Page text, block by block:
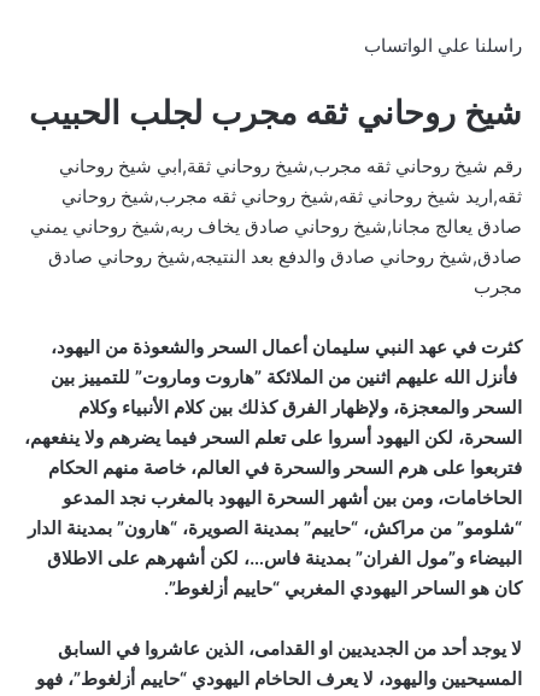
راسلنا علي الواتساب
شيخ روحاني ثقه مجرب لجلب الحبيب
رقم شيخ روحاني ثقه مجرب,شيخ روحاني ثقة,ابي شيخ روحاني
ثقه,اريد شيخ روحاني ثقه,شيخ روحاني ثقه مجرب,شيخ روحاني
صادق يعالج مجانا,شيخ روحاني صادق يخاف ربه,شيخ روحاني يمني
صادق,شيخ روحاني صادق والدفع بعد النتيجه,شيخ روحاني صادق
مجرب
كثرت في عهد النبي سليمان أعمال السحر والشعوذة من اليهود،
فأنزل الله عليهم اثنين من الملائكة ”هاروت وماروت” للتمييز بين
السحر والمعجزة، ولإظهار الفرق كذلك بين كلام الأنبياء وكلام
السحرة، لكن اليهود أسروا على تعلم السحر فيما يضرهم ولا ينفعهم،
فتربعوا على هرم السحر والسحرة في العالم، خاصة منهم الحكام
الحاخامات، ومن بين أشهر السحرة اليهود بالمغرب نجد المدعو
“شلومو” من مراكش، “حاييم” بمدينة الصويرة، “هارون” بمدينة الدار
البيضاء و”مول الفران” بمدينة فاس…، لكن أشهرهم على الاطلاق
كان هو الساحر اليهودي المغربي “حاييم أزلغوط”.
لا يوجد أحد من الجديديين او القدامى، الذين عاشروا في السابق
المسيحيين واليهود، لا يعرف الحاخام اليهودي “حاييم أزلغوط”، فهو